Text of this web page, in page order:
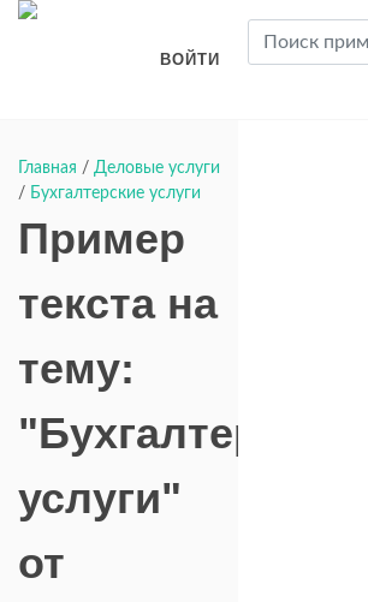
ВОЙТИ
Главная / Деловые услуги
/ Бухгалтерские услуги
Пример
текста на
тему:
"Бухгалтерские
услуги"
от